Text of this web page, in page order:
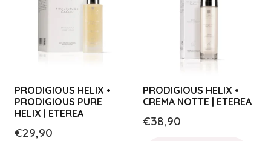
PRODIGIOUS HELIX •
PRODIGIOUS PURE
HELIX | ETEREA
€29,90
PRODIGIOUS HELIX •
CREMA NOTTE | ETEREA
€38,90